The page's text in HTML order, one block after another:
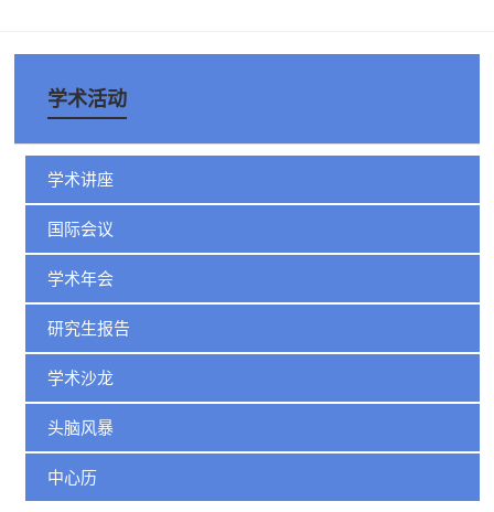
学术活动
学术讲座
国际会议
学术年会
研究生报告
学术沙龙
头脑风暴
中心历